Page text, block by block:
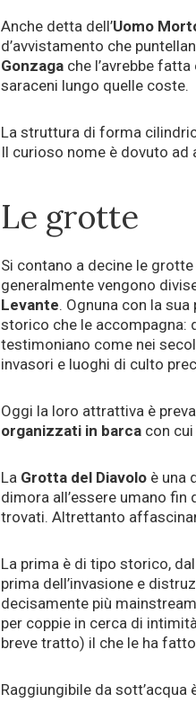
Anche detta dell’Uomo
d’avvistamento che
Gonzaga che l’avrebbe
saraceni lungo quelle coste.
La struttura di forma
Il curioso nome è dovuto ad
Le grotte
Si contano a decine le
generalmente vengono
Levante. Ognuna con la
storico che le accompagna:
testimoniano come nei
invasori e luoghi di culto
Oggi la loro attrattiva è
organizzati in barca con
La Grotta del Diavolo è una
dimora all’essere umano
trovati. Altrettanto
La prima è di tipo storico,
prima dell’invasione e
decisamente più
per coppie in cerca di
breve tratto) il che le ha
Raggiungibile da sott’acqua